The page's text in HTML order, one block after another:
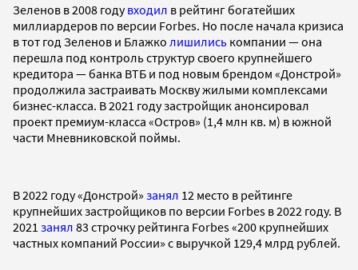
Зеленов в 2008 годувходил в рейтинг богатейших
миллиардеров по версии Forbes. Но после начала кризиса
в тот год Зеленов и Блажко лишились компании — она
перешла под контроль структур своего крупнейшего
кредитора — банка ВТБ и под новым брендом «Донстрой»
продолжила застраивать Москву жилыми комплексами
бизнес-класса. В 2021 году застройщик анонсировал
проект премиум-класса «Остров» (1,4 млн кв. м) в южной
части Мневниковской поймы.
В 2022 году «Донстрой» занял 12 место в рейтинге
крупнейших застройщиков по версии Forbes в 2022 году. В
2021 занял 83 строчку рейтинга Forbes «200 крупнейших
частных компаний России» с выручкой 129,4 млрд рублей.